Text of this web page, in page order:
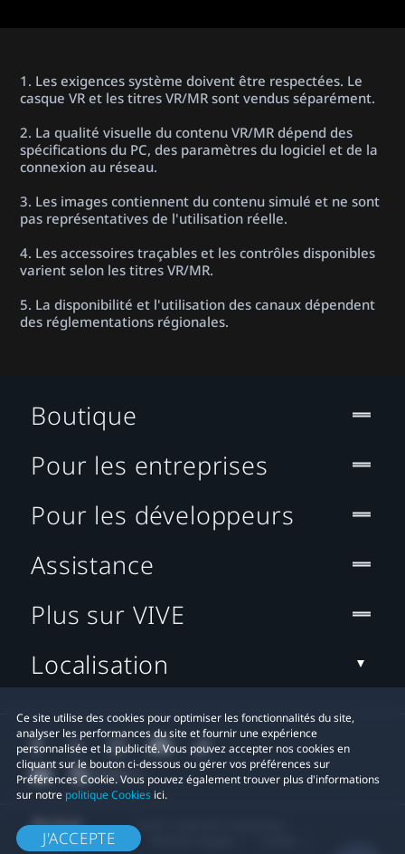
1. Les exigences système doivent être respectées. Le
casque VR et les titres VR/MR sont vendus séparément.
2. La qualité visuelle du contenu VR/MR dépend des
spécifications du PC, des paramètres du logiciel et de la
connexion au réseau.
3. Les images contiennent du contenu simulé et ne sont
pas représentatives de l'utilisation réelle.
4. Les accessoires traçables et les contrôles disponibles
varient selon les titres VR/MR.
5. La disponibilité et l'utilisation des canaux dépendent
des réglementations régionales.
Ce site utilise des cookies pour optimiser les fonctionnalités du site,
analyser les performances du site et fournir une expérience
personnalisée et la publicité. Vous pouvez accepter nos cookies en
cliquant sur le bouton ci-dessous ou gérer vos préférences sur
Préférences Cookie. Vous pouvez également trouver plus d'informations
sur notre politique Cookies ici.
J'ACCEPTE
Boutique
Pour les entreprises
Pour les développeurs
Assistance
Plus sur VIVE
Localisation